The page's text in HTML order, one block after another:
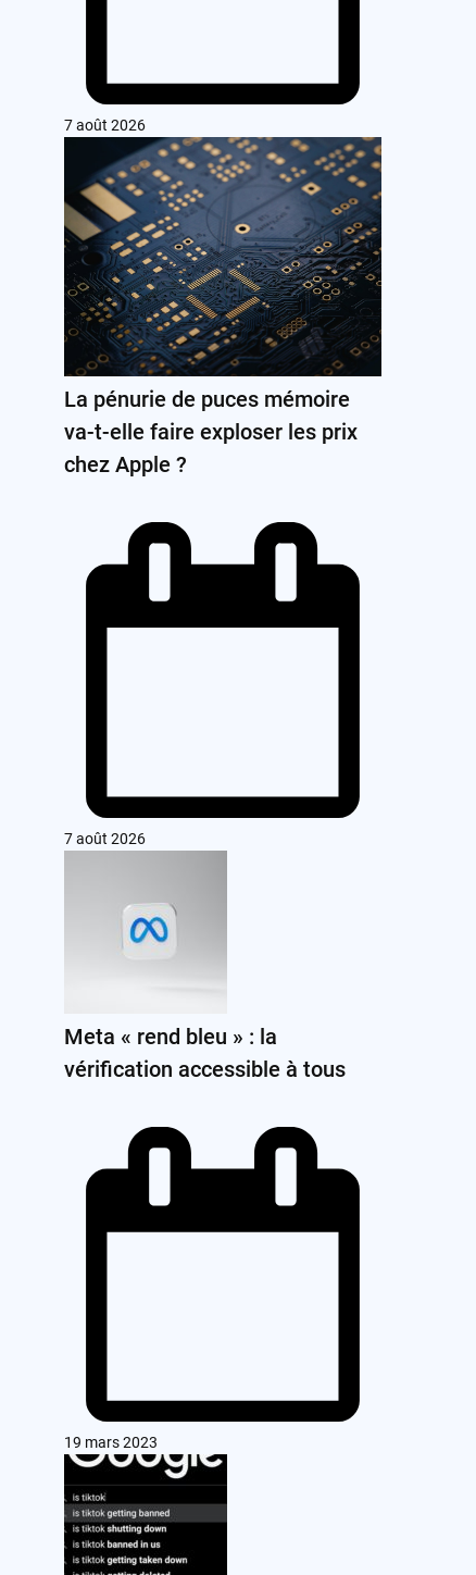
7 août 2026
La pénurie de puces mémoire
va-t-elle faire exploser les prix
chez Apple ?
7 août 2026
Meta « rend bleu » : la
vérification accessible à tous
19 mars 2023